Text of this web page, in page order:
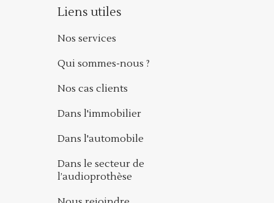
Liens utiles
Nos services
Qui sommes-nous ?
Nos cas clients
Dans l'immobilier
Dans l'automobile
Dans le secteur de
l’audioprothèse